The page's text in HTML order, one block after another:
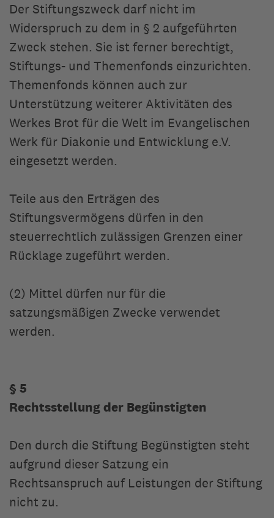
Der Stiftungszweck darf nicht im
Widerspruch zu dem in § 2 aufgeführten
Zweck stehen. Sie ist ferner berechtigt,
Stiftungs- und Themenfonds einzurichten.
Themenfonds können auch zur
Unterstützung weiterer Aktivitäten des
Werkes Brot für die Welt im Evangelischen
Werk für Diakonie und Entwicklung e.V.
eingesetzt werden.
Teile aus den Erträgen des
Stiftungsvermögens dürfen in den
steuerrechtlich zulässigen Grenzen einer
Rücklage zugeführt werden.
(2) Mittel dürfen nur für die
satzungsmäßigen Zwecke verwendet
werden.
§ 5
Rechtsstellung der Begünstigten
Den durch die Stiftung Begünstigten steht
aufgrund dieser Satzung ein
Rechtsanspruch auf Leistungen der Stiftung
nicht zu.